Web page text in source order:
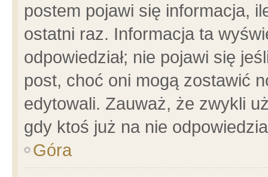
postem pojawi się informacja,
ostatni raz. Informacja ta
odpowiedział; nie pojawi się
post, choć oni mogą zostawić
edytowali. Zauważ, że zwykli
gdy ktoś już na nie
Góra